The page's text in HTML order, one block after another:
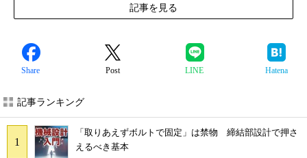
記事を見る
Share Post LINE Hatena
記事ランキング
「取りあえずボルトで固定」は禁物 締結部設計で押さ
えるべき基本